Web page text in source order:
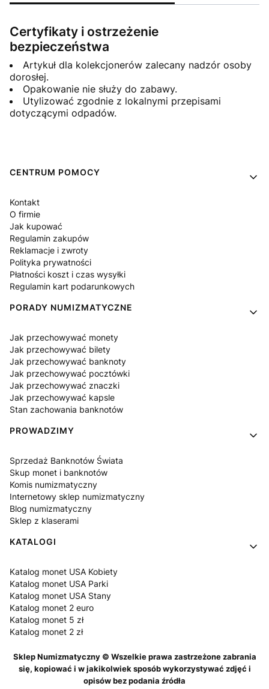
Certyfikaty i ostrzeżenie
bezpieczeństwa
Artykuł dla kolekcjonerów zalecany nadzór osoby
dorosłej.
Opakowanie nie służy do zabawy.
Utylizować zgodnie z lokalnymi przepisami
dotyczącymi odpadów.
Linki w stopce
CENTRUM POMOCY
Kontakt
O firmie
Jak kupować
Regulamin zakupów
Reklamacje i zwroty
Polityka prywatności
Płatności koszt i czas wysyłki
Regulamin kart podarunkowych
PORADY NUMIZMATYCZNE
Jak przechowywać monety
Jak przechowywać bilety
Jak przechowywać banknoty
Jak przechowywać pocztówki
Jak przechowywać znaczki
Jak przechowywać kapsle
Stan zachowania banknotów
PROWADZIMY
Sprzedaż Banknotów Świata
Skup monet i banknotów
Komis numizmatyczny
Internetowy sklep numizmatyczny
Blog numizmatyczny
Sklep z klaserami
KATALOGI
Katalog monet USA Kobiety
Katalog monet USA Parki
Katalog monet USA Stany
Katalog monet 2 euro
Katalog monet 5 zł
Katalog monet 2 zł
Sklep Numizmatyczny © Wszelkie prawa zastrzeżone zabrania
się, kopiować i w jakikolwiek sposób wykorzystywać zdjęć i
opisów bez podania źródła